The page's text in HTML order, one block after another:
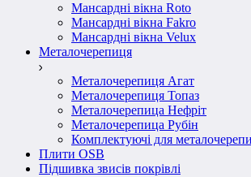
Мансардні вікна Roto
Мансардні вікна Fakro
Мансардні вікна Velux
Металочерепиця
Металочерепиця Агат
Металочерепиця Топаз
Металочерепица Нефріт
Металочерепица Рубін
Комплектуючі для
Плити OSB
Підшивка звисів покрівлі